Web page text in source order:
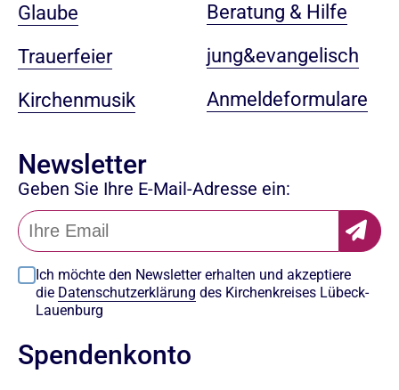
Glaube
Trauerfeier
Kirchenmusik
Beratung & Hilfe
jung&evangelisch
Anmeldeformulare
Newsletter
Geben Sie Ihre E-Mail-Adresse ein:
Ich möchte den Newsletter erhalten und akzeptiere
die Datenschutzerklärung des Kirchenkreises Lübeck-
Lauenburg
Spendenkonto